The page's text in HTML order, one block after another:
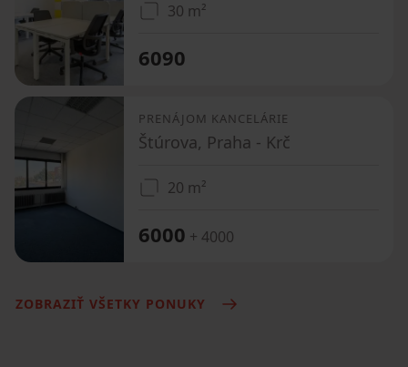
30 m²
6090
PRENÁJOM KANCELÁRIE
Štúrova, Praha - Krč
20 m²
6000 + 4000
ZOBRAZIŤ VŠETKY PONUKY